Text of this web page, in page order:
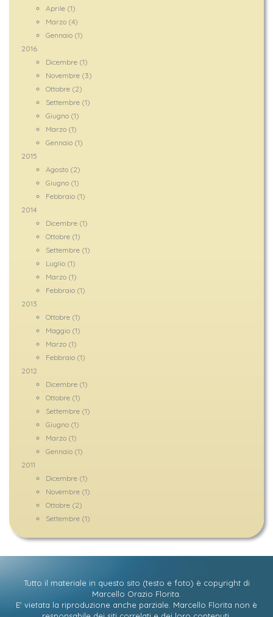
Aprile (1)
Marzo (4)
Gennaio (1)
2016
Dicembre (1)
Novembre (3)
Ottobre (2)
Settembre (1)
Giugno (1)
Marzo (1)
Gennaio (1)
2015
Agosto (2)
Giugno (1)
Febbraio (1)
2014
Dicembre (1)
Ottobre (1)
Settembre (1)
Luglio (1)
Marzo (1)
Febbraio (1)
2013
Ottobre (1)
Maggio (1)
Marzo (1)
Febbraio (1)
2012
Dicembre (1)
Ottobre (1)
Settembre (1)
Giugno (1)
Marzo (1)
Gennaio (1)
2011
Dicembre (1)
Novembre (1)
Ottobre (2)
Settembre (1)
Tutto il materiale in questo sito (testo e foto) è copyright di
Marcello Orazio Florita
E' vietata la riproduzione anche parziale. Marcello Florita non è